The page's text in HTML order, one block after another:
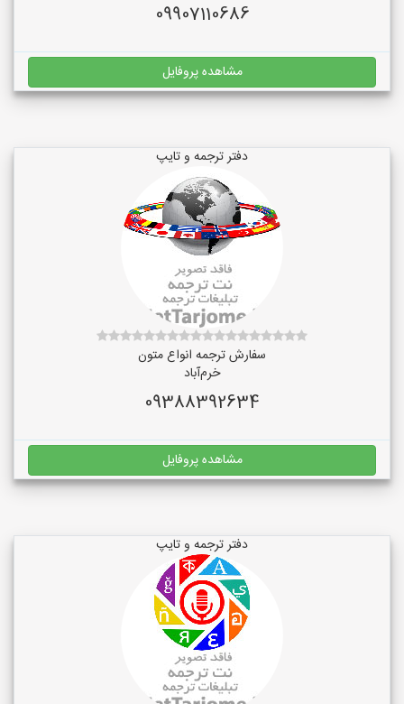
09907110686
مشاهده پروفایل
دفتر ترجمه و تایپ
سفارش ترجمه انواع متون
خرم‌آباد
09388392634
مشاهده پروفایل
دفتر ترجمه و تایپ